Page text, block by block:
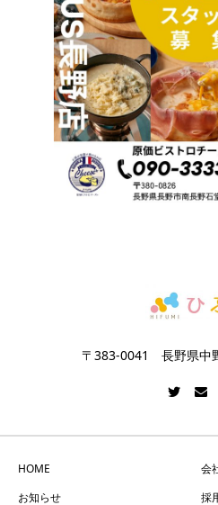
〒383-0041 長野県中
HOME
会
お知らせ
採